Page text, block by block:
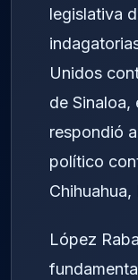
legislativa
Unidos
de
respondió
político
Chihuahua,
López